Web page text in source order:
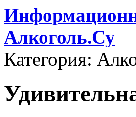
Алкоголь.Су
Категория: